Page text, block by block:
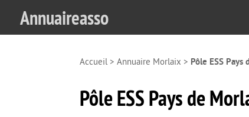
Annuaireasso
Accueil> Annuaire Morlaix > Pôle ESS Pays
Pôle ESS Pays de